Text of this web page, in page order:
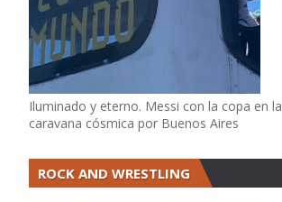
Iluminado y eterno. Messi con la copa en la
caravana cósmica por Buenos Aires
ROCK AND WRESTLING